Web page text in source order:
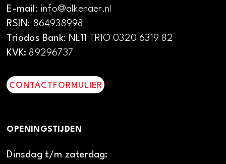
E-mail : info@alkenaer.nl
RSIN : 864938998
Triodos Bank: NL11 TRIO 0320 6319 82
KVK: 89296737
CONTACTFORMULIER
OPENINGSTIJDEN
Dinsdag t/m zaterdag: